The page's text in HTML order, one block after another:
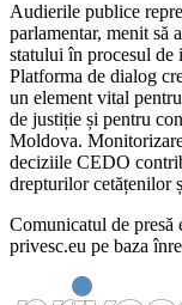
Audierile publice
parlamentar, menit să
statului în procesul de
Platforma de dialog
un element vital
de justiție și pentru
Moldova.
deciziile CEDO
drepturilor cetățenilor
Comunicatul de presă
privesc.eu pe baza